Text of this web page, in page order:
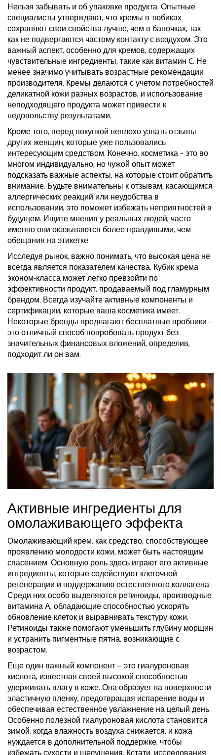
Нельзя забывать и об упаковке продукта. Опытные
специалисты утверждают, что кремы в тюбиках
сохраняют свои свойства лучше, чем в баночках, так
как не подвергаются частому контакту с воздухом. Это
важный аспект, особенно для кремов, содержащих
чувствительные ингредиенты, такие как витамин C. Не
менее значимо учитывать возрастные рекомендации
производителя. Кремы делаются с учетом потребностей
деликатной кожи разных возрастов, и использование
неподходящего продукта может привести к
недовольству результатами.
Кроме того, перед покупкой неплохо узнать отзывы
других женщин, которые уже пользовались
интересующим средством. Конечно, косметика – это во
многом индивидуально, но чужой опыт может
подсказать важные аспекты, на которые стоит обратить
внимание. Будьте внимательны к отзывам, касающимся
аллергических реакций или неудобства в
использовании, это поможет избежать неприятностей в
будущем. Ищите мнения у реальных людей, часто
именно они оказываются более правдивыми, чем
обещания на этикетке.
Исследуя рынок, важно понимать, что высокая цена не
всегда является показателем качества. Кубик крема
эконом-класса может легко превзойти по
эффективности продукт, продаваемый под гламурным
брендом. Всегда изучайте активные компоненты и
сертификации, которые ваша косметика имеет.
Некоторые бренды предлагают бесплатные пробники -
это отличный способ попробовать продукт без
значительных финансовых вложений, определив,
подходит ли он вам.
Активные ингредиенты для
омолаживающего эффекта
Омолаживающий крем, как средство, способствующее
проявлению молодости кожи, может быть настоящим
спасением. Основную роль здесь играют его активные
ингредиенты, которые содействуют клеточной
регенерации и поддержанию естественного коллагена.
Среди них особо выделяются ретиноиды, производные
витамина А, обладающие способностью ускорять
обновление клеток и выравнивать текстуру кожи.
Ретиноиды также помогают уменьшить глубину морщин
и устранить пигментные пятна, возникающие с
возрастом.
Еще один важный компонент — это гиалуроновая
кислота, известная своей высокой способностью
удерживать влагу в коже. Она образует на поверхности
эластичную пленку, предотвращая испарение воды и
обеспечивая естественное увлажнение на целый день.
Особенно полезной гиалуроновая кислота становится
зимой, когда влажность воздуха снижается, и кожа
нуждается в дополнительной поддержке, чтобы